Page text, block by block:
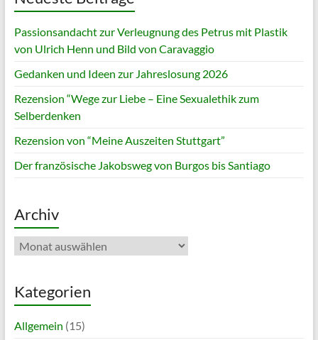
Passionsandacht zur Verleugnung des Petrus mit Plastik
von Ulrich Henn und Bild von Caravaggio
Gedanken und Ideen zur Jahreslosung 2026
Rezension “Wege zur Liebe – Eine Sexualethik zum
Selberdenken
Rezension von “Meine Auszeiten Stuttgart”
Der französische Jakobsweg von Burgos bis Santiago
Archiv
Archiv
Kategorien
Allgemein (15)